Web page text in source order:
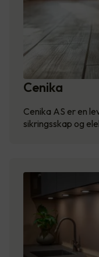
Cenika
Cenika AS er en
sikringsskap og